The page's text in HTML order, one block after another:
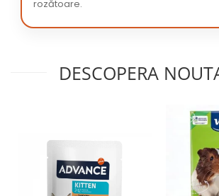
rozătoare.
DESCOPERA